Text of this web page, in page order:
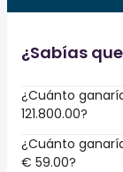
¿Sabías
¿Cuánto
121.800.00?
¿Cuánto
€ 59.00?